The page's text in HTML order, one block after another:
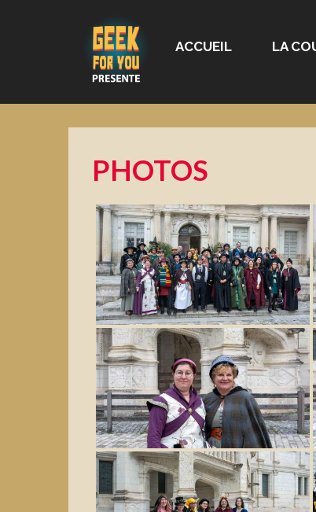
ACCUEIL LA
PHOTOS